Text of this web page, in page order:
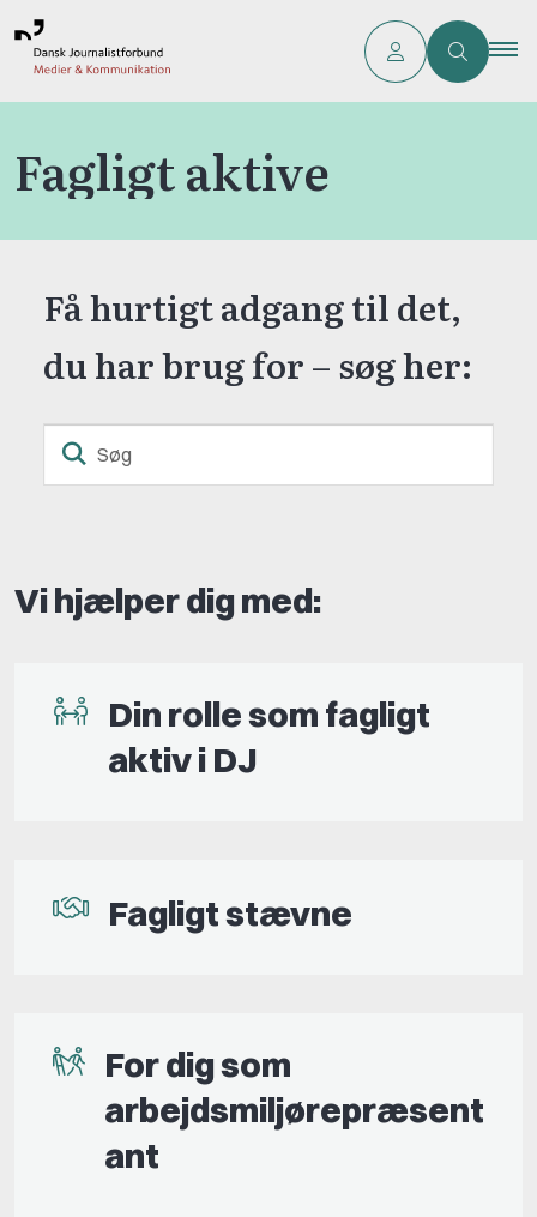
Fagligt aktive
Få hurtigt adgang til det,
du har brug for – søg her:
Vi hjælper dig med:
Din rolle som fagligt
aktiv i DJ
Fagligt stævne
For dig som
arbejdsmiljørepræsent
ant